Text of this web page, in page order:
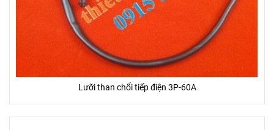
Lưỡi than chổi tiếp điện 3P-60A